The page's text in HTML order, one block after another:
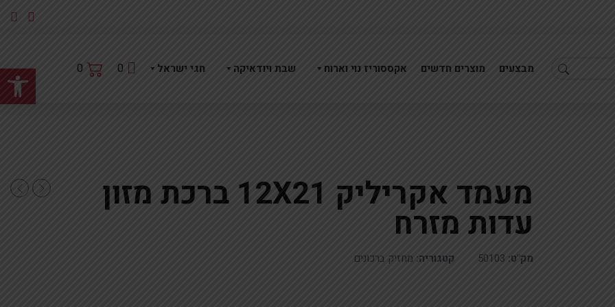
מבצעים מוצרים חדשים אקססוריז נוי וארוח שבת ויודאיקה חגי ישראל 0
0
מעמד אקריליק 12X21 ברכת מזון
עדות מזרח
מעמד אקריליק+ 17X20 ברכת מזון עדות מזרח 1.8מ"א אקריליק מטפטף גוון שמפניה
מק"ט: 50103 קטגוריה: מחזיק ברכונים